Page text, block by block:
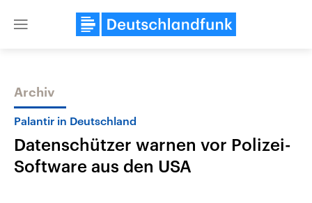
Close
Themen
Archiv
Palantir in Deutschland
Datenschützer warnen vor Polizei-
Software aus den USA